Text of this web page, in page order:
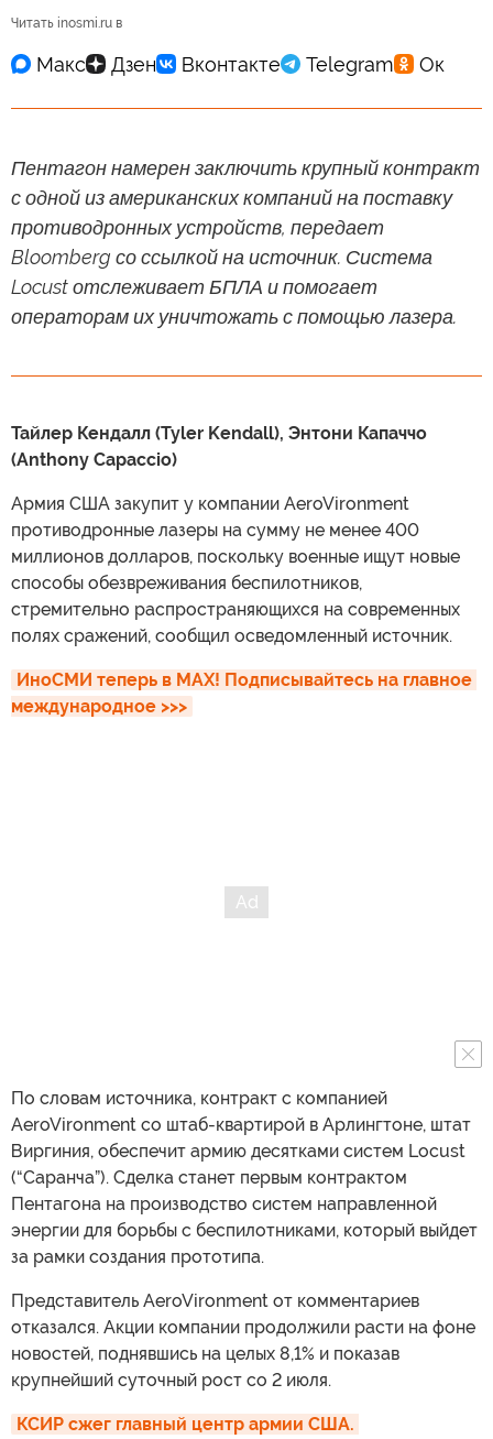
Читать inosmi.ru в
Пентагон намерен заключить крупный контракт
с одной из американских компаний на поставку
противодронных устройств, передает
Bloomberg со ссылкой на источник. Система
Locust отслеживает БПЛА и помогает
операторам их уничтожать с помощью лазера.
Тайлер Кендалл (Tyler Kendall), Энтони Капаччо
(Anthony Capaccio)
Армия США закупит у компании AeroVironment
противодронные лазеры на сумму не менее 400
миллионов долларов, поскольку военные ищут новые
способы обезвреживания беспилотников,
стремительно распространяющихся на современных
полях сражений, сообщил осведомленный источник.
ИноСМИ теперь в MAX! Подписывайтесь на главное
международное >>>
По словам источника, контракт с компанией
AeroVironment со штаб-квартирой в Арлингтоне, штат
Виргиния, обеспечит армию десятками систем Locust
(“Саранча”). Сделка станет первым контрактом
Пентагона на производство систем направленной
энергии для борьбы с беспилотниками, который выйдет
за рамки создания прототипа.
Представитель AeroVironment от комментариев
отказался. Акции компании продолжили расти на фоне
новостей, поднявшись на целых 8,1% и показав
крупнейший суточный рост со 2 июля.
КСИР сжег главный центр армии США.